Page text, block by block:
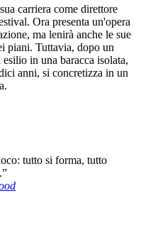
carriera come direttore
Ora presenta un'opera
ma lenirà anche le sue
piani. Tuttavia, dopo un
in una baracca isolata,
anni, si concretizza in un
tutto si forma, tutto